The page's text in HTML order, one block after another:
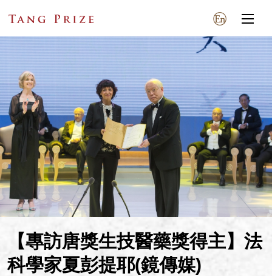
【專訪唐獎生技醫藥獎得主】法
科學家夏彭提耶(鏡傳媒)